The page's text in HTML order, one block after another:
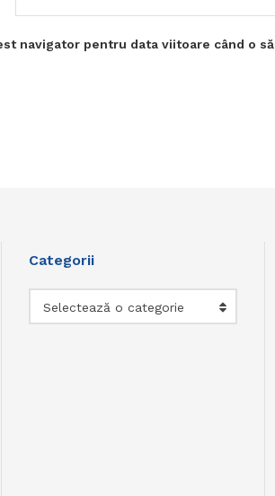
navigator pentru data viitoare când o să
Categorii
Selectează o categorie